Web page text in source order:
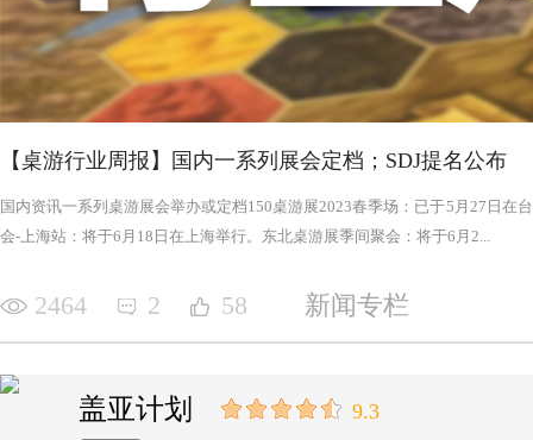
【桌游行业周报】国内一系列展会定档；SDJ提名公布
国内资讯一系列桌游展会举办或定档150桌游展2023春季场：已于5月27日在
会-上海站：将于6月18日在上海举行。东北桌游展季间聚会：将于6月2...
2464 2 58 新闻专栏
盖亚计划 9.3